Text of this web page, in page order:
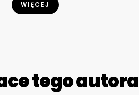
WIĘCEJ
tego autora